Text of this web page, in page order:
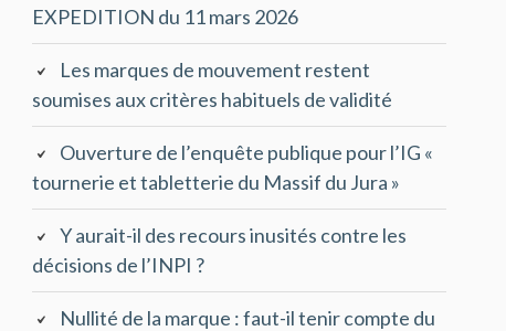
EXPEDITION du 11 mars 2026
Les marques de mouvement restent
soumises aux critères habituels de validité
Ouverture de l’enquête publique pour l’IG «
tournerie et tabletterie du Massif du Jura »
Y aurait-il des recours inusités contre les
décisions de l’INPI ?
Nullité de la marque : faut-il tenir compte du